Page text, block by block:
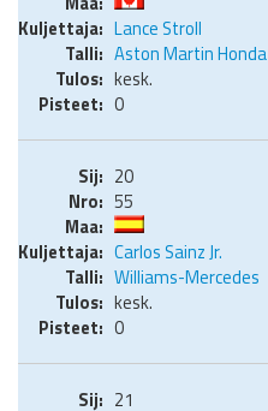
Lance Stroll
Aston Martin Honda
kesk.
0
20
55
Carlos Sainz Jr.
Williams-Mercedes
kesk.
0
21